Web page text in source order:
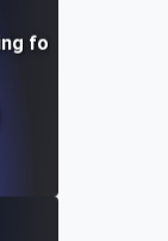
for Consistent